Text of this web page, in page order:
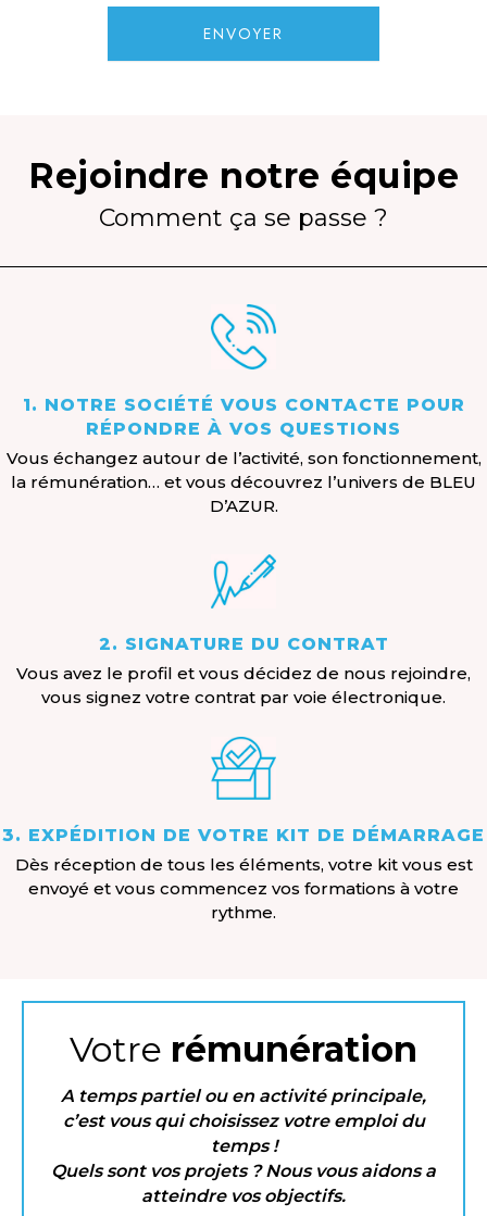
ENVOYER
Rejoindre notre équipe
Comment ça se passe ?
1. NOTRE SOCIÉTÉ VOUS CONTACTE POUR
RÉPONDRE À VOS QUESTIONS
Vous échangez autour de l’activité, son fonctionnement,
la rémunération… et vous découvrez l’univers de BLEU
D’AZUR.
2. SIGNATURE DU CONTRAT
Vous avez le profil et vous décidez de nous rejoindre,
vous signez votre contrat par voie électronique.
3. EXPÉDITION DE VOTRE KIT DE DÉMARRAGE
Dès réception de tous les éléments, votre kit vous est
envoyé et vous commencez vos formations à votre
rythme.
Votre rémunération
A temps partiel ou en activité principale,
c’est vous qui choisissez votre emploi du
temps !
Quels sont vos projets ? Nous vous aidons a
atteindre vos objectifs.